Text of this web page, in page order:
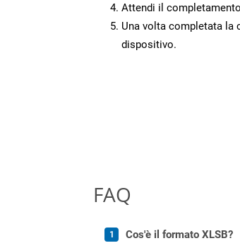
Attendi il
Una volta completata la
dispositivo.
FAQ
Cos'è il formato XLSB?